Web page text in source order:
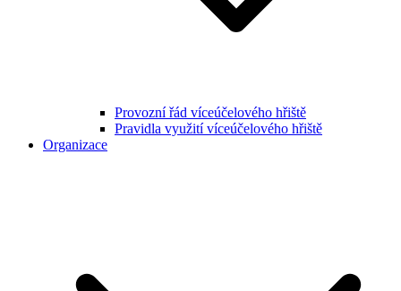
Provozní řád víceúčelového hřiště
Pravidla využití víceúčelového hřiště
Organizace